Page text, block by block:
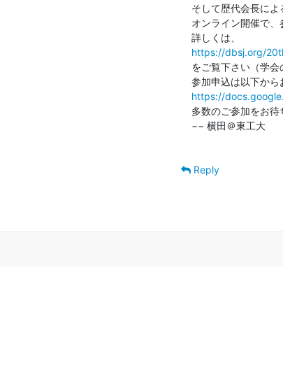
そして歴代会長によ
オンライン開催で、
https://dbsj.org/
をご覧下さい（学会
https://
多数のご参加をお待
−− 横田＠東工大
Reply